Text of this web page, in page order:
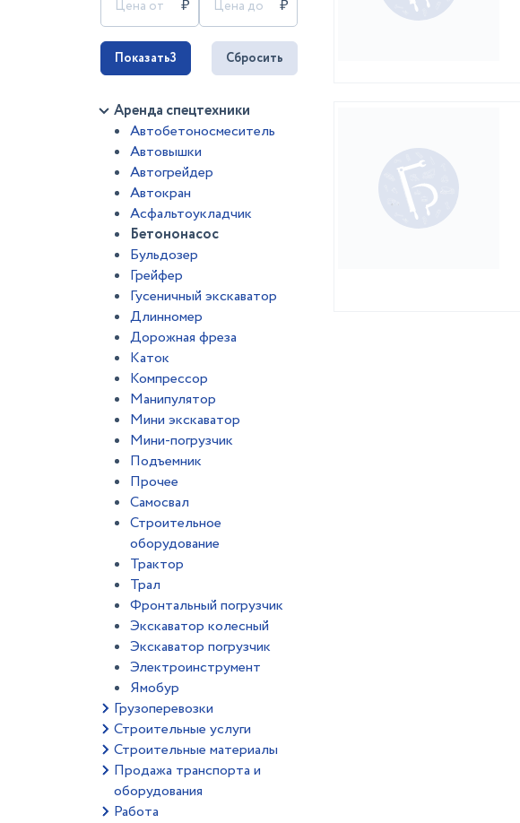
Показать3 Сбросить
Аренда спецтехники
Автобетоносмеситель
Автовышки
Автогрейдер
Автокран
Асфальтоукладчик
Бетононасос
Бульдозер
Грейфер
Гусеничный экскаватор
Длинномер
Дорожная фреза
Каток
Компрессор
Манипулятор
Мини экскаватор
Мини-погрузчик
Подъемник
Прочее
Самосвал
Строительное
оборудование
Трактор
Трал
Фронтальный погрузчик
Экскаватор колесный
Экскаватор погрузчик
Электроинструмент
Ямобур
Грузоперевозки
Строительные услуги
Строительные материалы
Продажа транспорта и
оборудования
Работа